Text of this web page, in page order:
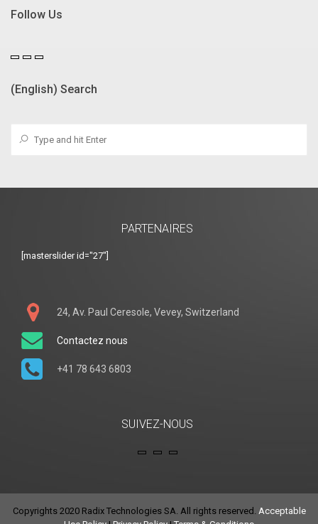
Follow Us
(English) Search
PARTENAIRES
[masterslider id="27"]
24, Av. Paul Ceresole, Vevey, Switzerland
Contactez nous
+41 78 643 6803
SUIVEZ-NOUS
Copyrights 2020 Radix Technologies SA. All rights reserved. Acceptable